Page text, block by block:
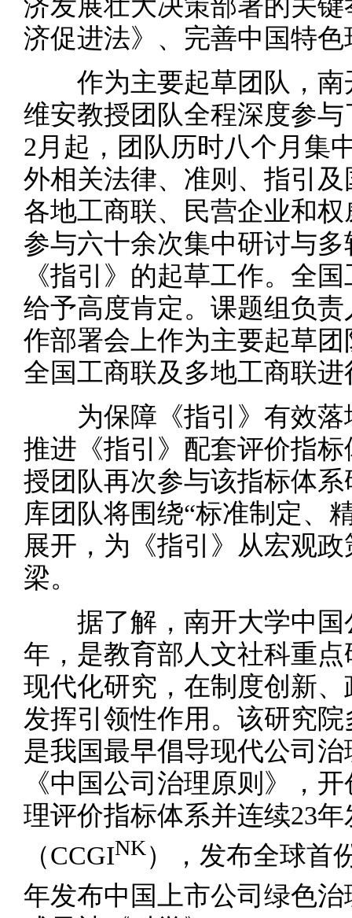
济发展壮大决策部署的关
济促进法》、完善中国特
作为主要起草团队，南
维安教授团队全程深度参
2月起，团队历时八个月集
外相关法律、准则、指引
各地工商联、民营企业和
参与六十余次集中研讨与
《指引》的起草工作。全
给予高度肯定。课题组负
作部署会上作为主要起草
全国工商联及多地工商联进
为保障《指引》有效落
推进《指引》配套评价指
授团队再次参与该指标体
库团队将围绕“标准制定、
展开，为《指引》从宏观
梁。
据了解，南开大学中国
年，是教育部人文社科重
现代化研究，在制度创新
发挥引领性作用。该研究
是我国最早倡导现代公司
《中国公司治理原则》，
理评价指标体系并连续23
（CCGINK），发布全球首
年发布中国上市公司绿色